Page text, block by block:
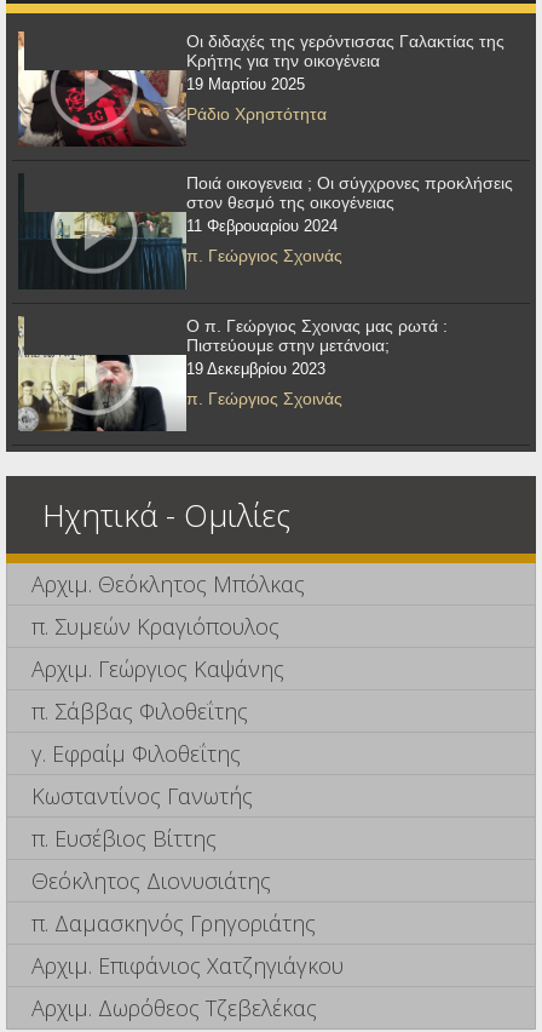
Οι διδαχές της γερόντισσας Γαλακτίας της
Κρήτης για την οικογένεια
19 Μαρτίου 2025
Ράδιο Χρηστότητα
Ποιά οικογενεια ; Οι σύγχρονες προκλήσεις
στον θεσμό της οικογένειας
11 Φεβρουαρίου 2024
π. Γεώργιος Σχοινάς
Ο π. Γεώργιος Σχοινας μας ρωτά :
Πιστεύουμε στην μετάνοια;
19 Δεκεμβρίου 2023
π. Γεώργιος Σχοινάς
Ηχητικά - Ομιλίες
Αρχιμ. Θεόκλητος Μπόλκας
π. Συμεών Κραγιόπουλος
Αρχιμ. Γεώργιος Καψάνης
π. Σάββας Φιλοθεΐτης
γ. Εφραίμ Φιλοθεΐτης
Κωσταντίνος Γανωτής
π. Ευσέβιος Βίττης
Θεόκλητος Διονυσιάτης
π. Δαμασκηνός Γρηγοριάτης
Αρχιμ. Επιφάνιος Χατζηγιάγκου
Αρχιμ. Δωρόθεος Τζεβελέκας